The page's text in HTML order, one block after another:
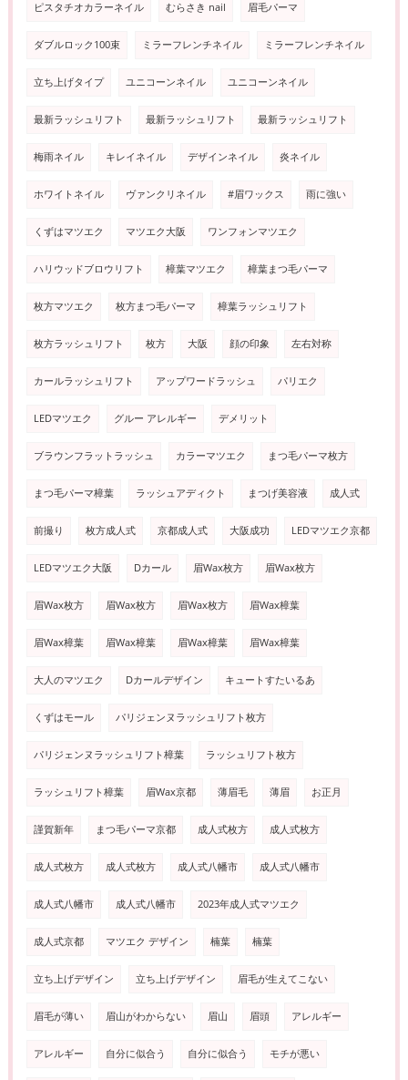
ピスタチオカラーネイル むらさき nail 眉毛パーマ
ダブルロック100束 ミラーフレンチネイル ミラーフレンチネイル
立ち上げタイプ ユニコーンネイル ユニコーンネイル
最新ラッシュリフト 最新ラッシュリフト 最新ラッシュリフト
梅雨ネイル キレイネイル デザインネイル 炎ネイル
ホワイトネイル ヴァンクリネイル #眉ワックス 雨に強い
くずはマツエク マツエク大阪 ワンフォンマツエク
ハリウッドブロウリフト 樟葉マツエク 樟葉まつ毛パーマ
枚方マツエク 枚方まつ毛パーマ 樟葉ラッシュリフト
枚方ラッシュリフト 枚方 大阪 顔の印象 左右対称
カールラッシュリフト アップワードラッシュ パリエク
LEDマツエク グルー アレルギー デメリット
ブラウンフラットラッシュ カラーマツエク まつ毛パーマ枚方
まつ毛パーマ樟葉 ラッシュアディクト まつげ美容液 成人式
前撮り 枚方成人式 京都成人式 大阪成功 LEDマツエク京都
LEDマツエク大阪 Dカール 眉Wax枚方 眉Wax枚方
眉Wax枚方 眉Wax枚方 眉Wax枚方 眉Wax樟葉
眉Wax樟葉 眉Wax樟葉 眉Wax樟葉 眉Wax樟葉
大人のマツエク Dカールデザイン キュートすたいるあ
くずはモール パリジェンヌラッシュリフト枚方
パリジェンヌラッシュリフト樟葉 ラッシュリフト枚方
ラッシュリフト樟葉 眉Wax京都 薄眉毛 薄眉 お正月
謹賀新年 まつ毛パーマ京都 成人式枚方 成人式枚方
成人式枚方 成人式枚方 成人式八幡市 成人式八幡市
成人式八幡市 成人式八幡市 2023年成人式マツエク
成人式京都 マツエク デザイン 楠葉 楠葉
立ち上げデザイン 立ち上げデザイン 眉毛が生えてこない
眉毛が薄い 眉山がわからない 眉山 眉頭 アレルギー
アレルギー 自分に似合う 自分に似合う モチが悪い